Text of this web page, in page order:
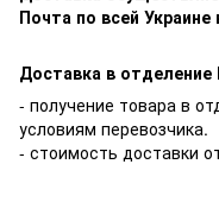
Почта по всей Украине
Доставка в
- получение товара в
условиям перевозчика.
- стоимость доставки